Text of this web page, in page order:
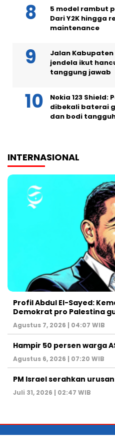
5 model rambut
Dari Y2K hingga
maintenance
Jalan
jendela ikut
tanggung jawab
Nokia 123 Shield:
dibekali baterai
dan bodi
INTERNASIONAL
Profil Abdul El-Sayed:
Demokrat pro Palestina
Agustus 7, 2026 | 04:07 WIB
Hampir 50 persen warga
Agustus 6, 2026 | 07:20 WIB
PM Israel serahkan
Juli 31, 2026 | 02:47 WIB